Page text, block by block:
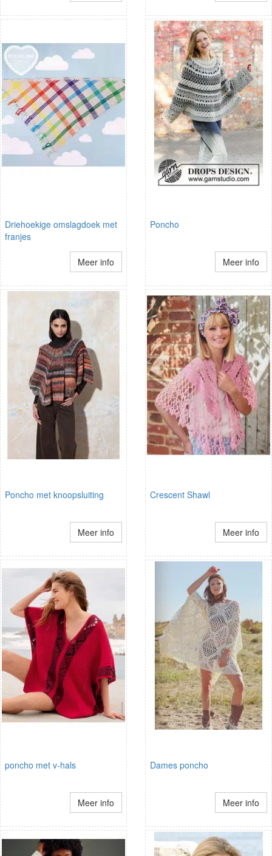
Driehoekige omslagdoek met
franjes
Meer info
Poncho
Meer info
Poncho met knoopsluiting
Meer info
Crescent Shawl
Meer info
poncho met v-hals
Meer info
Dames poncho
Meer info